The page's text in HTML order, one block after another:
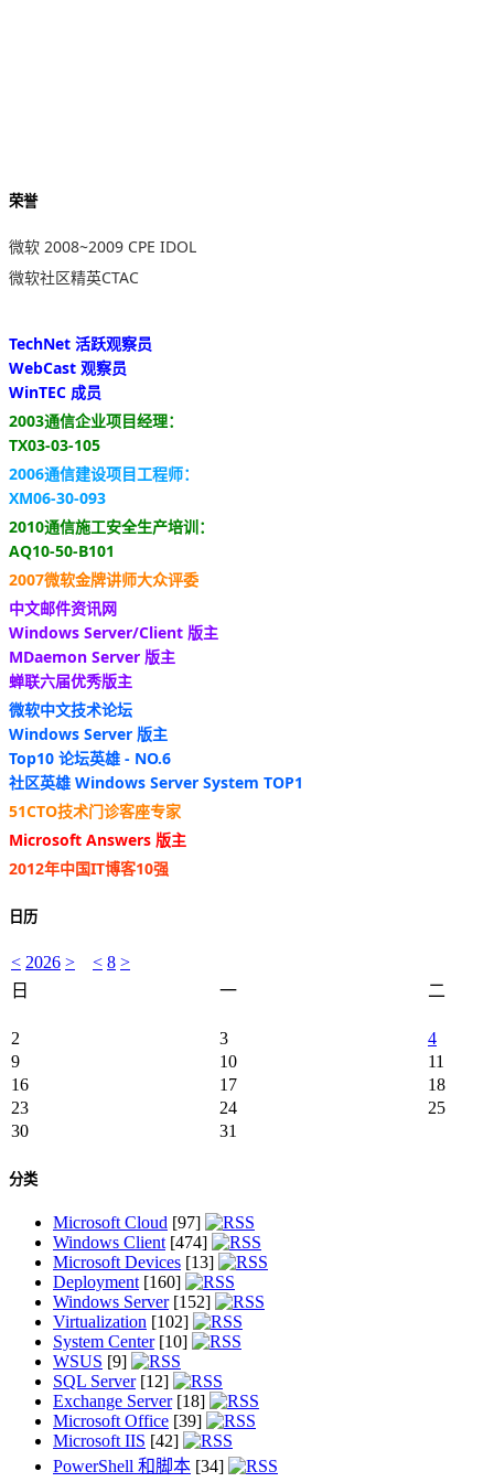
荣誉
微软 2008~2009 CPE IDOL
微软社区精英CTAC
TechNet 活跃观察员
WebCast 观察员
WinTEC 成员
2003通信企业项目经理：
TX03-03-105
2006通信建设项目工程师：
XM06-30-093
2010通信施工安全生产培训：
AQ10-50-B101
2007微软金牌讲师大众评委
中文邮件资讯网
Windows Server/Client 版主
MDaemon Server 版主
蝉联六届优秀版主
微软中文技术论坛
Windows Server 版主
Top10 论坛英雄 - NO.6
社区英雄 Windows Server System TOP1
51CTO技术门诊客座专家
Microsoft Answers 版主
2012年中国IT博客10强
日历
< 2026 > < 8 >
日
一 二
2 3
4
9
10
11
16
17
18
23
24
25
30
31
分类
Microsoft Cloud [97]
Windows Client[474]
Microsoft Devices [13]
Deployment[160]
Windows Server[152]
Virtualization [102]
System Center[10]
WSUS [9]
SQL Server[12]
Exchange Server[18]
Microsoft Office [39]
Microsoft IIS [42]
PowerShell 和脚本 [34]